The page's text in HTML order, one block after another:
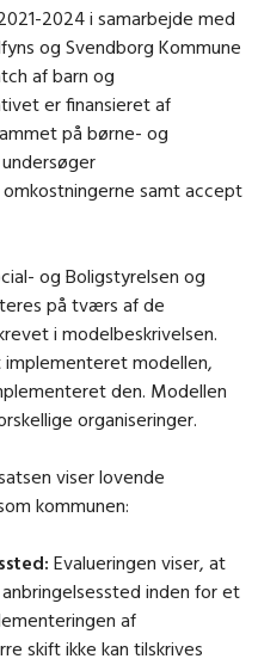
2024 i samarbejde med
og Svendborg Kommune
af barn og
er finansieret af
på børne- og
samt accept
og Boligstyrelsen og
på tværs af de
i modelbeskrivelsen.
implementeret modellen,
den. Modellen
organiseringer.
viser lovende
kommunen:
Evalueringen viser, at
inden for et
af
skift ikke kan tilskrives